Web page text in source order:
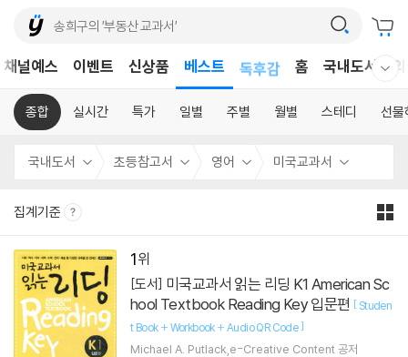
채널예스 이벤트 신상품 베스트
독후감
홈 국내도서
종합 실시간 특가 일별 주별 월별 스테디 선물
국내도서 초등참고서 영어 미국교과서
집계기준
1
[도서]
hool Textbook Reading Key 입문편 [ Studen
t Book + Workbook + Audio QR Code]
Michael A. Putlack,e-Creative Content 공저